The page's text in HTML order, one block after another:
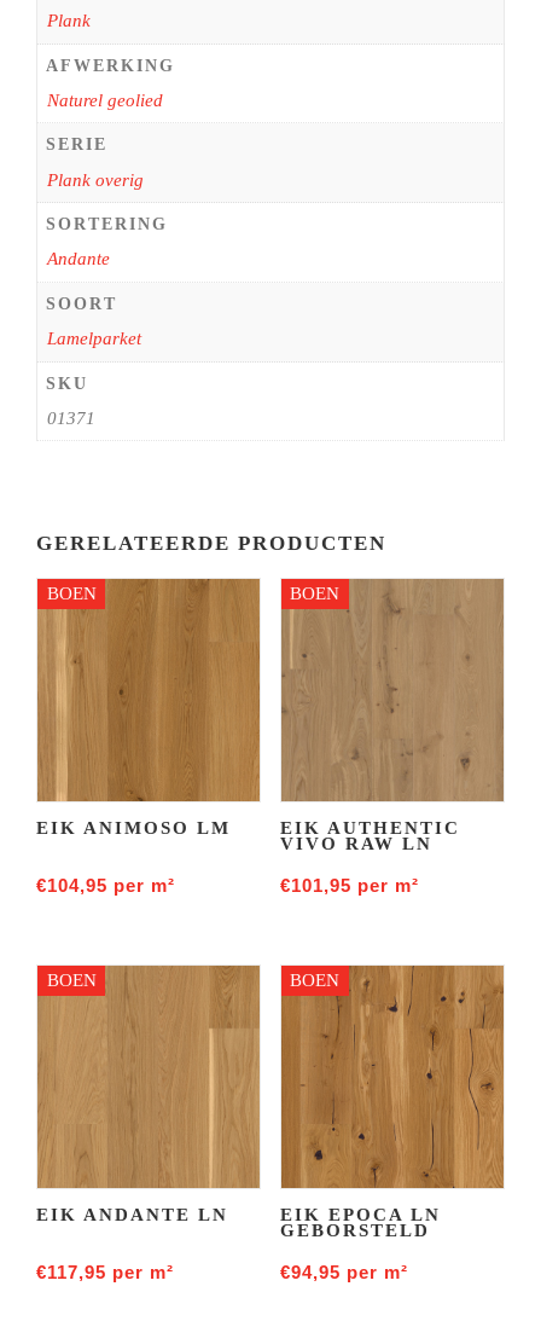
Plank
AFWERKING
Naturel geolied
SERIE
Plank overig
SORTERING
Andante
SOORT
Lamelparket
SKU
01371
GERELATEERDE PRODUCTEN
BOEN
EIK ANIMOSO LM
€104,95 per m²
BOEN
EIK AUTHENTIC
VIVO RAW LN
€101,95 per m²
BOEN
EIK ANDANTE LN
€117,95 per m²
BOEN
EIK EPOCA LN
GEBORSTELD
€94,95 per m²